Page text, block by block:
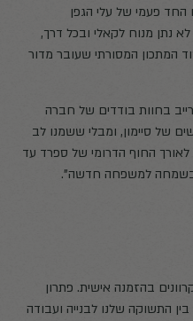
פעמי של עלי הגפן
נתן מנוח לקאלי ובכל דרך,
המתכון המסורתי שעובר מדור
בחוות בודדים של חברה
של סיימון, ומבלי ששמנו לב
לאורך החוף הדרומי של ספרד עד
בשמחה למשפחה חדשה".
בהזמנה אישית. פתרון
התשוקה שלנו לבנייה ועבודה